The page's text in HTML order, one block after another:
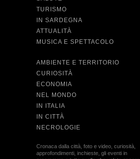
TURISMO
IN SARDEGNA
ATTUALITÀ
MUSICA E SPETTACOLO
AMBIENTE E TERRITORIO
CURIOSITÀ
ECONOMIA
NEL MONDO
IN ITALIA
IN CITTÀ
NECROLOGIE
Cronaca dalla città, foto e video, curiosità,
approfondimenti, inchieste, gli eventi in